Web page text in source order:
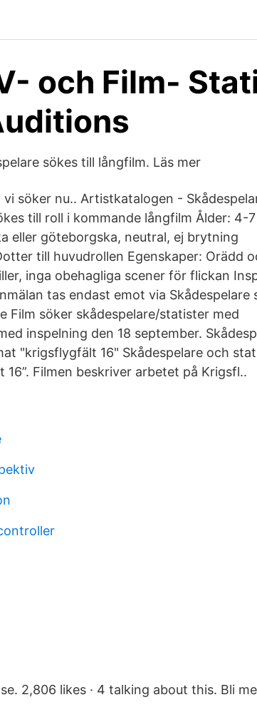
och Film-
sökes till långfilm. Läs mer
söker nu.. Artistkatalogen -
till roll i kommande långfilm Ålder: 4-
eller göteborgska, neutral, ej brytning
till huvudrollen Egenskaper: Orädd
inga obehagliga scener för flickan
tas endast emot via Skådespelare
Film söker skådespelare/statister med
inspelning den 18 september.
"krigsflygfält 16" Skådespelare och
Filmen beskriver arbetet på Krigsfl..
2,806 likes · 4 talking about this. Bli